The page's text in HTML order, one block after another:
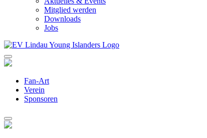
Mitglied werden
Downloads
Jobs
Fan-Art
Verein
Sponsoren